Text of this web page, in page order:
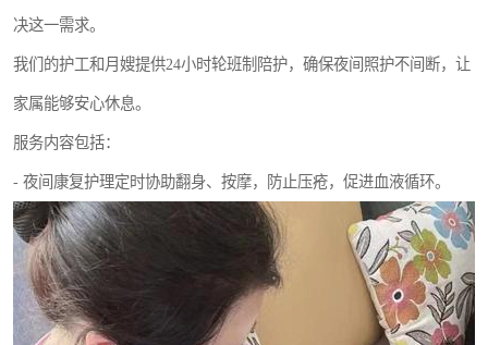
决这一需求。
我们的护工和月嫂提供24小时轮班制陪护，确保夜间照护不间断，让
家属能够安心休息。
服务内容包括：
- 夜间康复护理定时协助翻身、按摩，防止压疮，促进血液循环。